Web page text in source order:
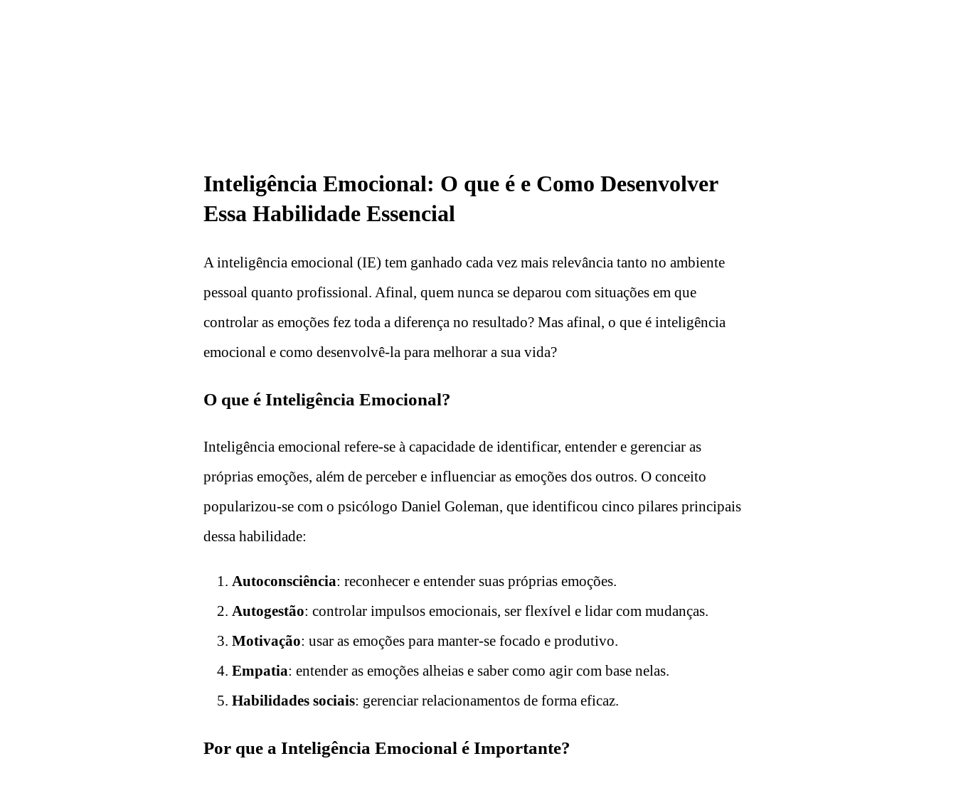
Inteligência Emocional: O que é e Como Desenvolver
Essa Habilidade Essencial
A inteligência emocional (IE) tem ganhado cada vez mais relevância tanto no ambiente
pessoal quanto profissional. Afinal, quem nunca se deparou com situações em que
controlar as emoções fez toda a diferença no resultado? Mas afinal, o que é inteligência
emocional e como desenvolvê-la para melhorar a sua vida?
O que é Inteligência Emocional?
Inteligência emocional refere-se à capacidade de identificar, entender e gerenciar as
próprias emoções, além de perceber e influenciar as emoções dos outros. O conceito
popularizou-se com o psicólogo Daniel Goleman, que identificou cinco pilares principais
dessa habilidade:
Autoconsciência: reconhecer e entender suas próprias emoções.
Autogestão: controlar impulsos emocionais, ser flexível e lidar com mudanças.
Motivação: usar as emoções para manter-se focado e produtivo.
Empatia: entender as emoções alheias e saber como agir com base nelas.
Habilidades sociais: gerenciar relacionamentos de forma eficaz.
Por que a Inteligência Emocional é Importante?